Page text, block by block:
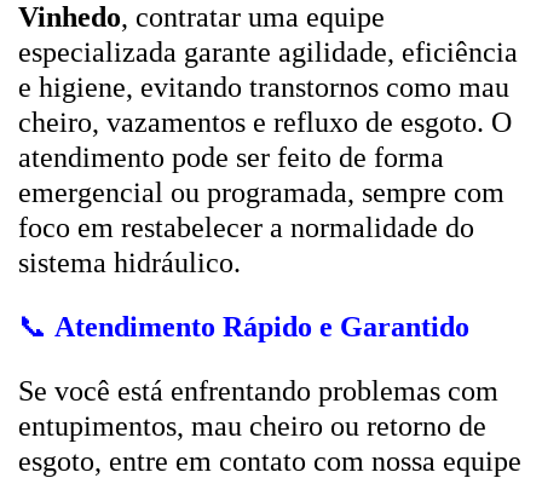
Vinhedo, contratar uma equipe
especializada garante agilidade, eficiência
e higiene, evitando transtornos como mau
cheiro, vazamentos e refluxo de esgoto. O
atendimento pode ser feito de forma
emergencial ou programada, sempre com
foco em restabelecer a normalidade do
sistema hidráulico.
📞 Atendimento Rápido e Garantido
Se você está enfrentando problemas com
entupimentos, mau cheiro ou retorno de
esgoto, entre em contato com nossa equipe